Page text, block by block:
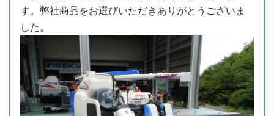
す。弊社商品をお選びいただきありがとうございま
した。